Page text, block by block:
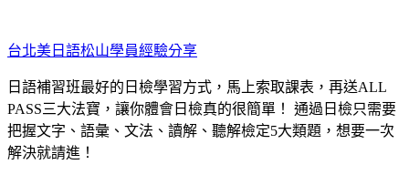
至
主
要
內
容
台北美日語松山學員經驗分享
日語補習班最好的日檢學習方式，馬上索取課表，再送ALL
PASS三大法寶，讓你體會日檢真的很簡單！ 通過日檢只需要
把握文字、語彙、文法、讀解、聽解檢定5大類題，想要一次
解決就請進！